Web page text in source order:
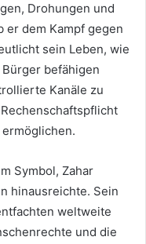
Drohungen und
dem Kampf gegen
sein Leben, wie
befähigen
Kanäle zu
Symbol, Zahar
hinausreichte. Sein
weltweite
und die